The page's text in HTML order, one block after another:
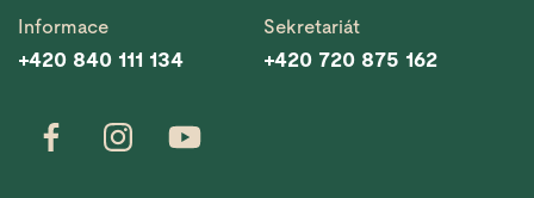
Informace
+420 840 111 134
Sekretariát
+420 720 875 162